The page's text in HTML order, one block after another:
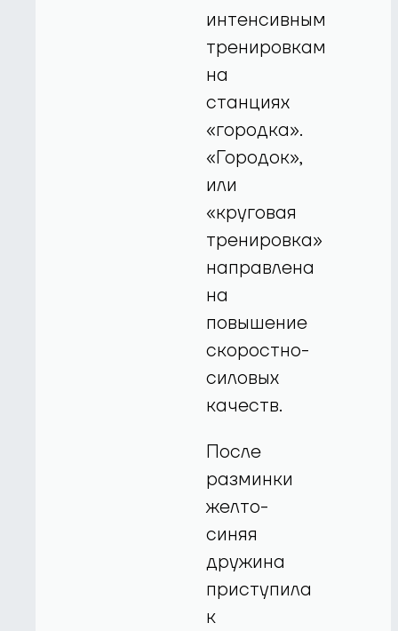
интенсивным
тренировкам
на
станциях
«городка».
«Городок»,
или
«круговая
тренировка»
направлена
на
повышение
скоростно-
силовых
качеств.
После
разминки
желто-
синяя
дружина
приступила
к